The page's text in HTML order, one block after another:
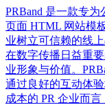
PRBand 是一款专
页面 HTML 网站模
业树立可信赖的线
在数字传播日益重
业形象与价值。
通过良好的互动体
成本的 PR 企业而